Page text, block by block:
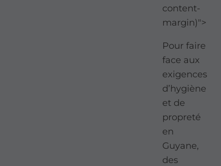
content-
margin)">
Pour faire
face aux
exigences
d’hygiène
et de
propreté
en
Guyane,
des